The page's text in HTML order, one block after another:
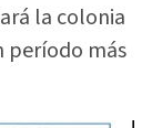
la colonia
período más